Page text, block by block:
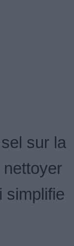
sur la
simplifie